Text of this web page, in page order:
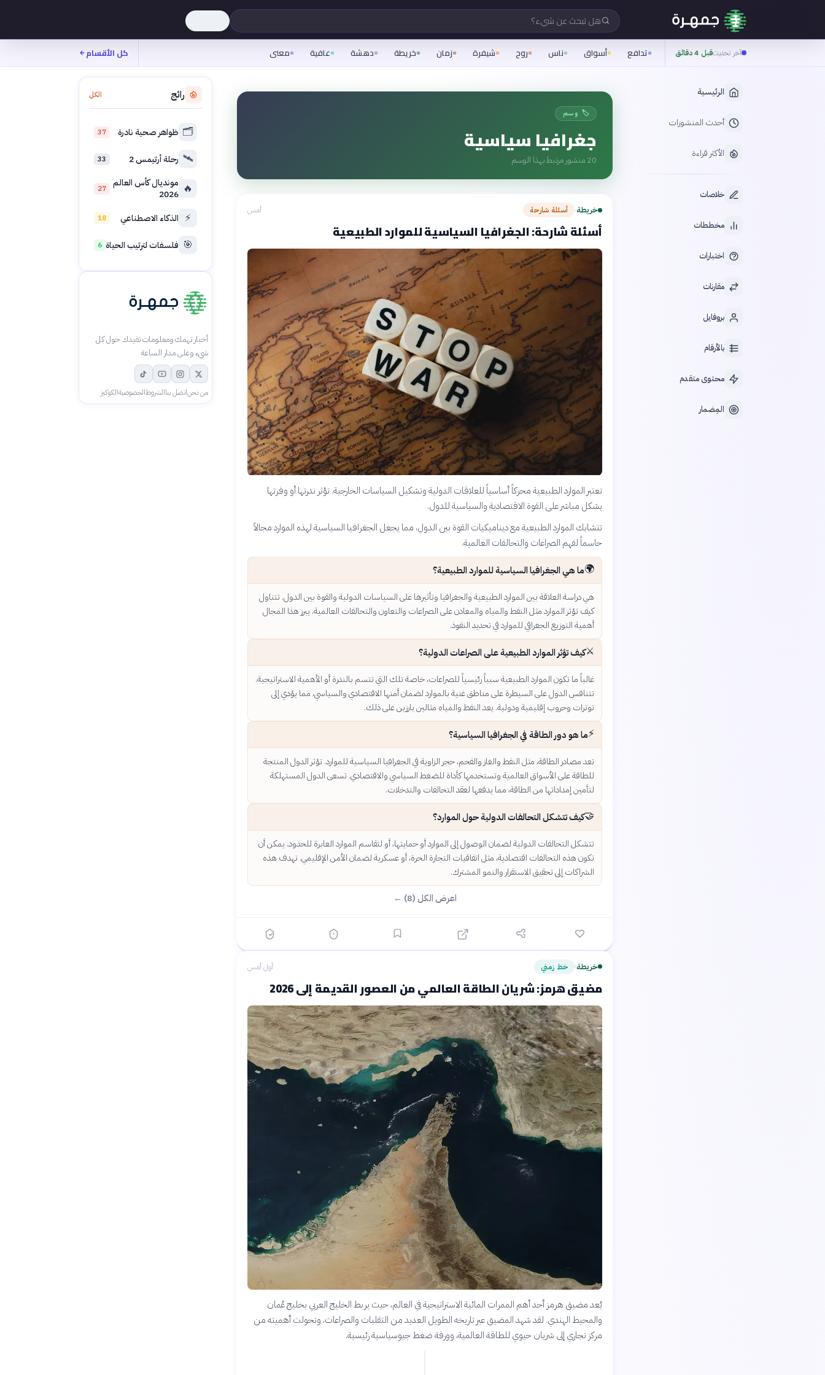
هل تبحث عن شيء؟
آخر تحديثقبل 4 دقائق تدافع أسواق ناس روح شيفرة زمان خريطة دهشة عافية معنى كل الأقسام
الرئيسية
أحدث المنشورات
الأكثر قراءة
خلاصات
مخططات
اختبارات
مقارنات
بروفايل
بالأرقام
محتوى متقدم
المِضمار
🏷️ وسم
جغرافيا سياسية
20 منشور مرتبط بهذا الوسم
خريطة› أسئلة شارحة أمس
أسئلة شارحة: الجغرافيا السياسية للموارد الطبيعية
تعتبر الموارد الطبيعية محركاً أساسياً للعلاقات الدولية وتشكيل السياسات الخارجية. تؤثر ندرتها أو وفرتها
بشكل مباشر على القوة الاقتصادية والسياسية للدول.
تتشابك الموارد الطبيعية مع ديناميكيات القوة بين الدول، مما يجعل الجغرافيا السياسية لهذه الموارد مجالاً
حاسماً لفهم الصراعات والتحالفات العالمية.
🌍ما هي الجغرافيا السياسية للموارد الطبيعية؟
هي دراسة العلاقة بين الموارد الطبيعية والجغرافيا وتأثيرها على السياسات الدولية والقوة بين الدول. تتناول
كيف تؤثر الموارد مثل النفط والمياه والمعادن على الصراعات والتعاون والتحالفات العالمية. يبرز هذا المجال
أهمية التوزيع الجغرافي للموارد في تحديد النفوذ.
⚔️كيف تؤثر الموارد الطبيعية على الصراعات الدولية؟
غالباً ما تكون الموارد الطبيعية سبباً رئيسياً للصراعات، خاصة تلك التي تتسم بالندرة أو الأهمية الاستراتيجية.
تتنافس الدول على السيطرة على مناطق غنية بالموارد لضمان أمنها الاقتصادي والسياسي، مما يؤدي إلى
توترات وحروب إقليمية ودولية. يعد النفط والمياه مثالين بارزين على ذلك.
⚡ما هو دور الطاقة في الجغرافيا السياسية؟
تعد مصادر الطاقة، مثل النفط والغاز والفحم، حجر الزاوية في الجغرافيا السياسية للموارد. تؤثر الدول المنتجة
للطاقة على الأسواق العالمية وتستخدمها كأداة للضغط السياسي والاقتصادي. تسعى الدول المستهلكة
لتأمين إمداداتها من الطاقة، مما يدفعها لعقد التحالفات والتدخلات.
🤝كيف تتشكل التحالفات الدولية حول الموارد؟
تتشكل التحالفات الدولية لضمان الوصول إلى الموارد أو حمايتها، أو لتقاسم الموارد العابرة للحدود. يمكن أن
تكون هذه التحالفات اقتصادية، مثل اتفاقيات التجارة الحرة، أو عسكرية لضمان الأمن الإقليمي. تهدف هذه
الشراكات إلى تحقيق الاستقرار والنمو المشترك.
اعرض الكل (8) ←
خريطة› خط زمني أول أمس
مضيق هرمز: شريان الطاقة العالمي من العصور القديمة إلى 2026
يُعد مضيق هرمز أحد أهم الممرات المائية الاستراتيجية في العالم، حيث يربط الخليج العربي بخليج عُمان
والمحيط الهندي. لقد شهد المضيق عبر تاريخه الطويل العديد من التقلبات والصراعات، وتحولت أهميته من
مركز تجاري إلى شريان حيوي للطاقة العالمية، وورقة ضغط جيوسياسية رئيسية.
رائج الكل
🗂️ ظواهر صحية نادرة 37
🛰️ رحلة أرتيمس 2 33
🔥 مونديال كأس العالم
2026
27
⚡ الذكاء الاصطناعي 18
🎯 فلسفات لترتيب الحياة 6
أخبار تهمك ومعلومات تفيدك حول كل
شيء وعلى مدار الساعة
من نحناتصل بناالشروطالخصوصيةالكوكيز